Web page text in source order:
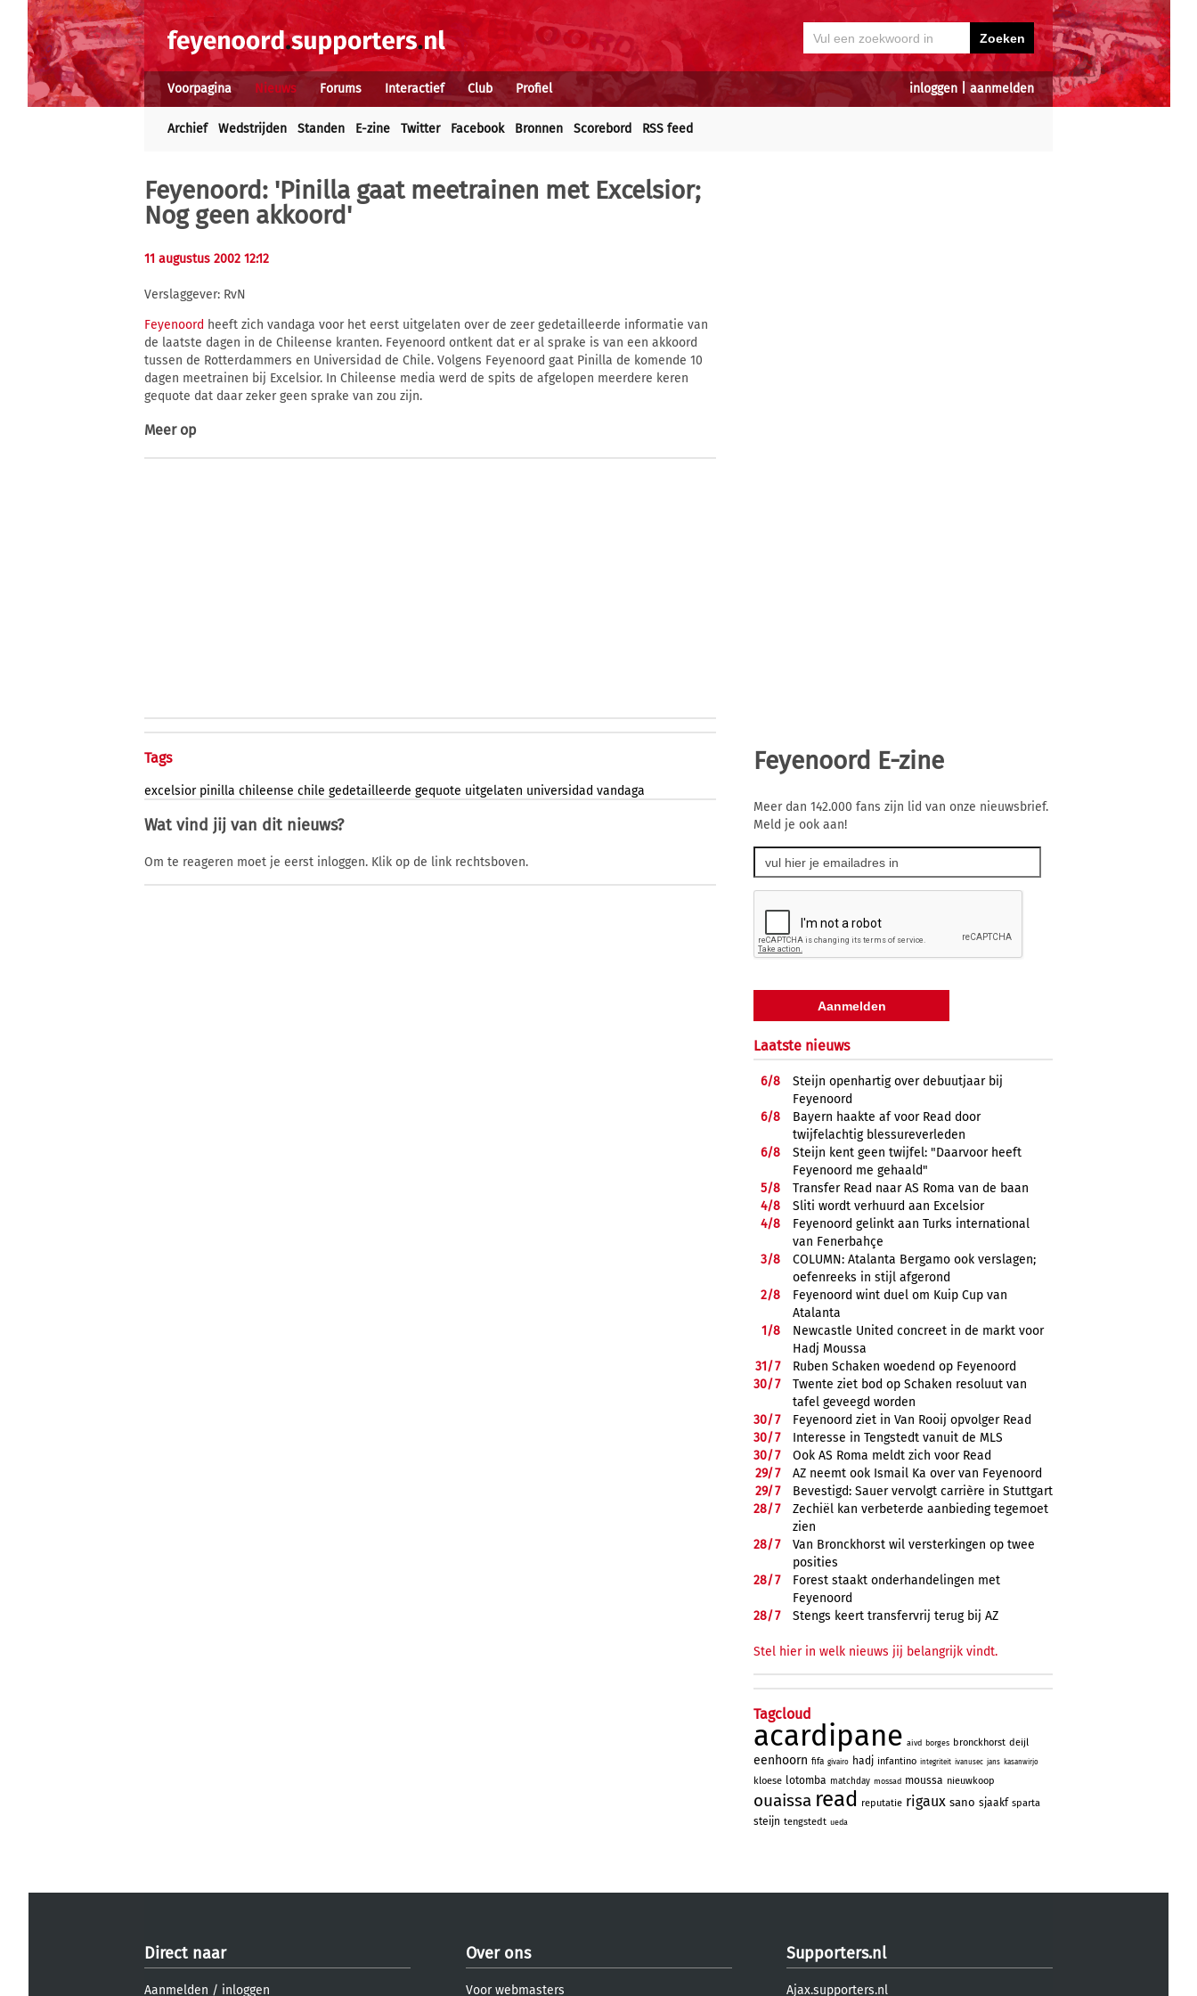
inloggen aanmelden
Voorpagina Nieuws Forums Interactief Club Profiel
Archief Wedstrijden Standen E-zine Twitter Facebook Bronnen Scorebord RSS feed
Feyenoord: 'Pinilla gaat meetrainen met Excelsior;
Nog geen akkoord'
11 augustus 2002 12:12
Verslaggever: RvN
Feyenoord heeft zich vandaga voor het eerst uitgelaten over de zeer gedetailleerde informatie van
de laatste dagen in de Chileense kranten. Feyenoord ontkent dat er al sprake is van een akkoord
tussen de Rotterdammers en Universidad de Chile. Volgens Feyenoord gaat Pinilla de komende 10
dagen meetrainen bij Excelsior. In Chileense media werd de spits de afgelopen meerdere keren
gequote dat daar zeker geen sprake van zou zijn.
Meer op
Tags
excelsior pinilla chileense chile gedetailleerde gequote uitgelaten universidad vandaga
Wat vind jij van dit nieuws?
Om te reageren moet je eerst inloggen. Klik op de link rechtsboven.
Feyenoord E-zine
Meer dan 142.000 fans zijn lid van onze nieuwsbrief.
Meld je ook aan!
Laatste nieuws
6/8
Steijn openhartig over debuutjaar bij
Feyenoord
6/8
Bayern haakte af voor Read door
twijfelachtig blessureverleden
6/8
Steijn kent geen twijfel: "Daarvoor heeft
Feyenoord me gehaald"
5/8
Transfer Read naar AS Roma van de baan
4/8
Sliti wordt verhuurd aan Excelsior
4/8
Feyenoord gelinkt aan Turks international
van Fenerbahçe
3/8
COLUMN: Atalanta Bergamo ook verslagen;
oefenreeks in stijl afgerond
2/8
Feyenoord wint duel om Kuip Cup van
Atalanta
1/8
Newcastle United concreet in de markt voor
Hadj Moussa
31/7
Ruben Schaken woedend op Feyenoord
30/7
Twente ziet bod op Schaken resoluut van
tafel geveegd worden
30/7
Feyenoord ziet in Van Rooij opvolger Read
30/7
Interesse in Tengstedt vanuit de MLS
30/7
Ook AS Roma meldt zich voor Read
29/7
AZ neemt ook Ismail Ka over van Feyenoord
29/7
Bevestigd: Sauer vervolgt carrière in Stuttgart
28/7
Zechiël kan verbeterde aanbieding tegemoet
zien
28/7
Van Bronckhorst wil versterkingen op twee
posities
28/7
Forest staakt onderhandelingen met
Feyenoord
28/7 Stengs keert transfervrij terug bij AZ
Stel hier in welk nieuws jij belangrijk vindt.
Tagcloud
acardipane aivd borges bronckhorst deijl
eenhoorn fifa givairo hadj infantino integriteit ivanusec jans kasanwirjo
kloese lotomba matchday mossad moussa nieuwkoop
ouaissa read reputatie rigaux sano sjaakf sparta
steijn tengstedt ueda
Direct naar
Aanmelden / inloggen
Over ons
Voor webmasters
Supporters.nl
Ajax.supporters.nl